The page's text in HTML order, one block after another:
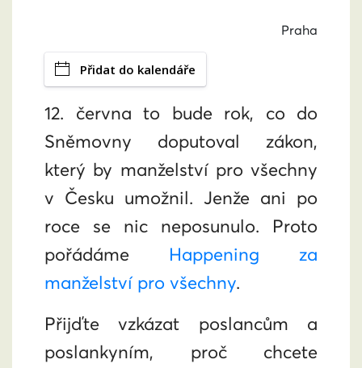
Praha
Přidat do kalendáře
12. června to bude rok, co do
Sněmovny doputoval zákon,
který by manželství pro všechny
v Česku umožnil. Jenže ani po
roce se nic neposunulo. Proto
pořádáme Happening za
manželství pro všechny.
Přijďte vzkázat poslancům a
poslankyním, proč chcete